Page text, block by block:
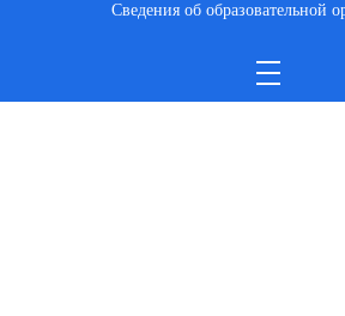
Сведения об образовательной